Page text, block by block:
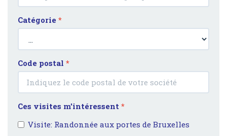
Catégorie *
Code postal *
Ces visites m'intéressent *
Visite: Randonnée aux portes de Bruxelles